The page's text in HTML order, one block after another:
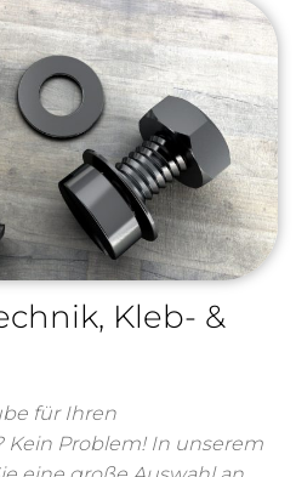
Kleb- &
für Ihren
Kein Problem! In unserem